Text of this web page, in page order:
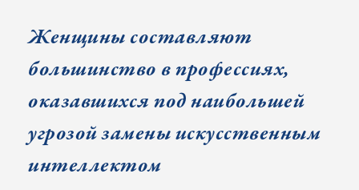
Женщины составляют
большинствовпрофессиях,
оказавшихсяпод наибольшей
угрозой замены искусственным
интеллектом